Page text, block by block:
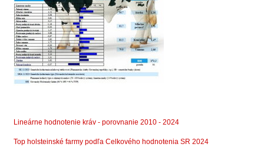
Lineárne hodnotenie kráv - porovnanie 2010 - 2024
Top holsteinské farmy podľa Celkového hodnotenia SR 2024